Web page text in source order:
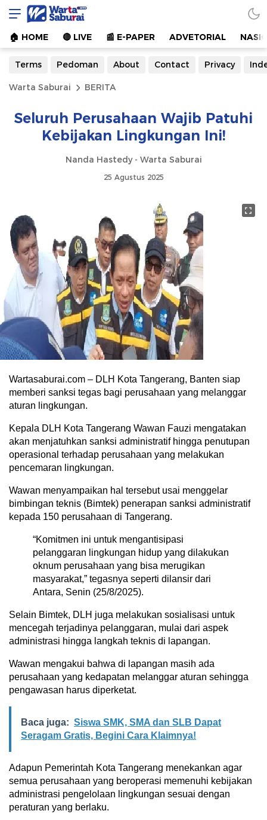
Warta Saburai
Sumber Informasi Terkini
🏠︎ HOME 🔴 LIVE 📰 E-PAPER ADVETORIAL
Terms Pedoman About Contact Privacy
Warta Saburai BERITA
Seluruh Perusahaan Wajib Patuhi
Kebijakan Lingkungan Ini!
Nanda Hastedy - Warta Saburai
25 Agustus 2025
Wartasaburai.com – DLH Kota Tangerang, Banten siap
memberi sanksi tegas bagi perusahaan yang melanggar
aturan lingkungan.
Kepala DLH Kota Tangerang Wawan Fauzi mengatakan
akan menjatuhkan sanksi administratif hingga penutupan
operasional terhadap perusahaan yang melakukan
pencemaran lingkungan.
Wawan menyampaikan hal tersebut usai menggelar
bimbingan teknis (Bimtek) penerapan sanksi administratif
kepada 150 perusahaan di Tangerang.
“Komitmen ini untuk mengantisipasi
pelanggaran lingkungan hidup yang dilakukan
oknum perusahaan yang bisa merugikan
masyarakat,” tegasnya seperti dilansir dari
Antara, Senin (25/8/2025).
Selain Bimtek, DLH juga melakukan sosialisasi untuk
mencegah terjadinya pelanggaran, mulai dari aspek
administrasi hingga langkah teknis di lapangan.
Wawan mengakui bahwa di lapangan masih ada
perusahaan yang kedapatan melanggar aturan sehingga
pengawasan harus diperketat.
Baca juga: Siswa SMK, SMA dan SLB Dapat
Seragam Gratis, Begini Cara Klaimnya!
Adapun Pemerintah Kota Tangerang menekankan agar
semua perusahaan yang beroperasi memenuhi kebijakan
administrasi pengelolaan lingkungan sesuai dengan
peraturan yang berlaku.